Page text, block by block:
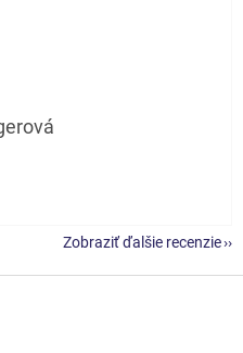
je 5 z 5 hviezdičiek.
je 5 z 5 hviezdičiek.
Zobraziť ďalšie recenzie